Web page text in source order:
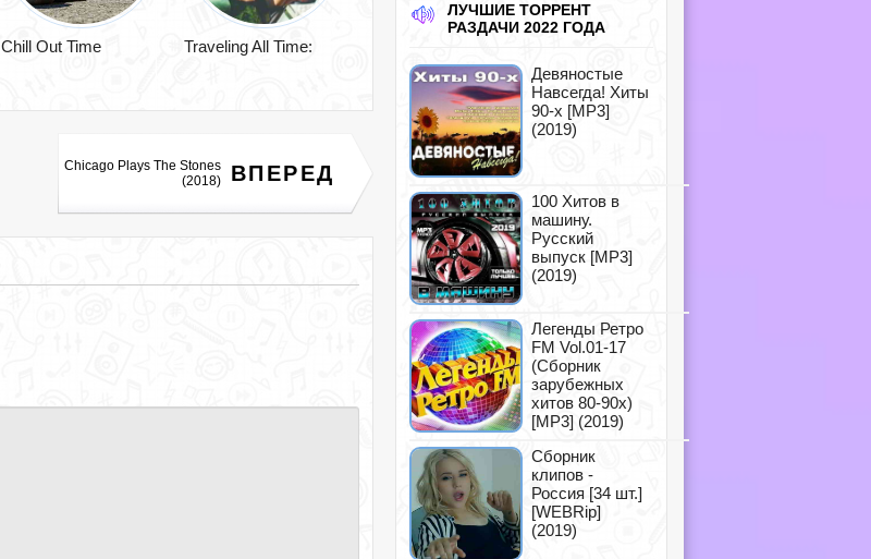
Chill Out Time Traveling All Time:
ВПЕРЕД
Chicago Plays The Stones
(2018)
ЛУЧШИЕ ТОРРЕНТ
РАЗДАЧИ 2022 ГОДА
Девяностые
Навсегда! Хиты
90-х [MP3]
(2019)
100 Хитов в
машину.
Русский
выпуск [MP3]
(2019)
Легенды Ретро
FM Vol.01-17
(Сборник
зарубежных
хитов 80-90х)
[MP3] (2019)
Сборник
клипов -
Россия [34 шт.]
[WEBRip]
(2019)